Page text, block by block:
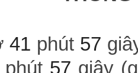
41 phút 57
phút 57 giây